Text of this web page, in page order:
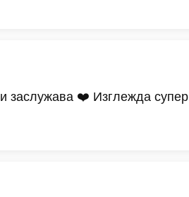
заслужава ❤️ Изглежда супер